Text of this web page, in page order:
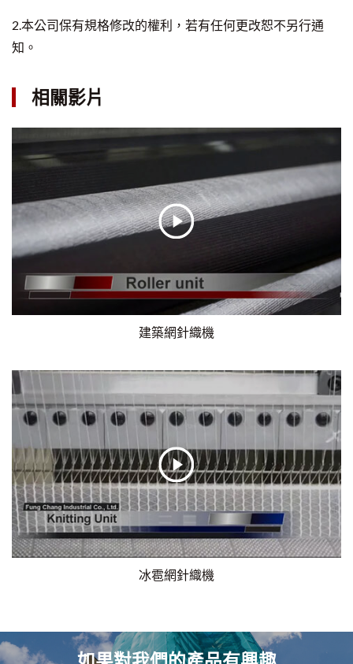
2.本公司保有規格修改的權利，若有任何更改恕不另行通
知。
相關影片
建築網針織機
冰雹網針織機